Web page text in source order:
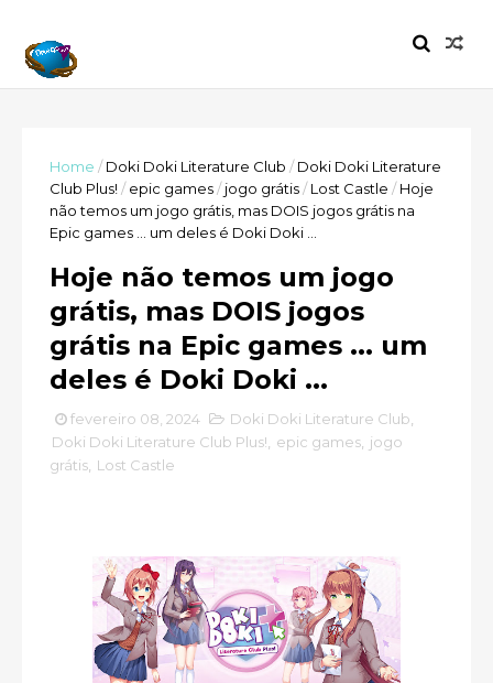
Home / Doki Doki Literature Club / Doki Doki Literature
Club Plus! / epic games/ jogo grátis/ Lost Castle / Hoje
não temos um jogo grátis, mas DOIS jogos grátis na
Epic games ... um deles é Doki Doki ...
Hoje não temos um jogo
grátis, mas DOIS jogos
grátis na Epic games ... um
deles é Doki Doki ...
fevereiro 08, 2024 Doki Doki Literature Club
Doki Doki Literature Club Plus!
epic games jogo
grátis Lost Castle